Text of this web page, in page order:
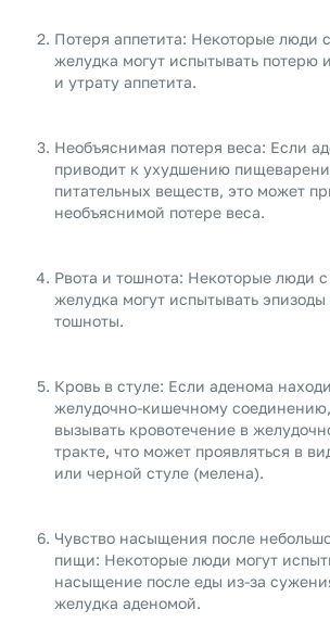
Потеря аппетита: Некоторые люди
желудка могут испытывать потерю
и утрату аппетита.
Необъяснимая потеря веса: Если
приводит к ухудшению
питательных веществ, это может
необъяснимой потере веса.
Рвота и тошнота: Некоторые люди
желудка могут испытывать
тошноты.
Кровь в стуле: Если аденома
желудочно-кишечному
вызывать кровотечение в
тракте, что может проявляться в
или черной стуле (мелена).
Чувство насыщения после
пищи: Некоторые люди могут
насыщение после еды из-за
желудка аденомой.